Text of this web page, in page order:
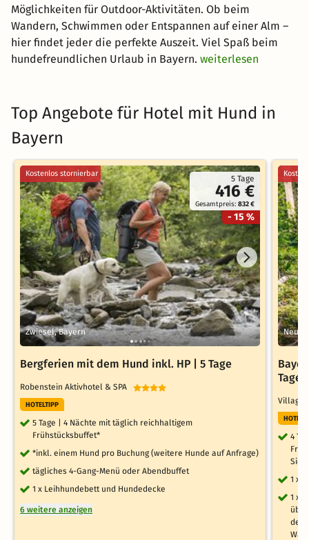
Möglichkeiten für Outdoor-Aktivitäten. Ob beim
Wandern, Schwimmen oder Entspannen auf einer Alm –
hier findet jeder die perfekte Auszeit. Viel Spaß beim
hundefreundlichen Urlaub in Bayern. weiterlesen
Top Angebote für Hotel mit Hund in
Bayern
5 Tage
416 €
Gesamtpreis:832 €
- 15 %
Kostenlos stornierbar
Zwiesel, Bayern
Bergferien mit dem Hund inkl. HP | 5 Tage
Robenstein Aktivhotel & SPA
HOTELTIPP
5 Tage | 4 Nächte mit täglich reichhaltigem
Frühstücksbuffet*
*inkl. einem Hund pro Buchung (weitere Hunde auf Anfrage)
tägliches 4-Gang-Menü oder Abendbuffet
1 x Leihhundebett und Hundedecke
6 weitere anzeigen
Tage
Village
4
Sie
1 x
1 x
der